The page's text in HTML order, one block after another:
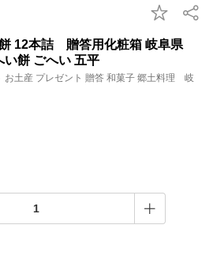
12本詰 贈答用化粧箱 岐阜県
い餅 ごへい 五平
お土産 プレゼント 贈答 和菓子 郷土料理 岐